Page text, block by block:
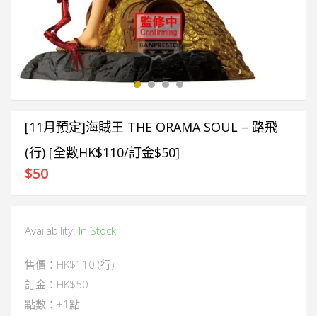
[11月預定]海賊王 THE ORAMA SOUL – 路飛
(行) [全數HK$110/訂金$50]
$50
Availability: In Stock
售價：HK$110 (行)
訂金：HK$50
點數：+1點